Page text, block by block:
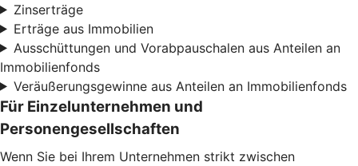
Zinserträge
Erträge aus Immobilien
Ausschüttungen und Vorabpauschalen aus Anteilen an
Immobilienfonds
Veräußerungsgewinne aus Anteilen an Immobilienfonds
Für Einzelunternehmen und
Personengesellschaften
Wenn Sie bei Ihrem Unternehmen strikt zwischen